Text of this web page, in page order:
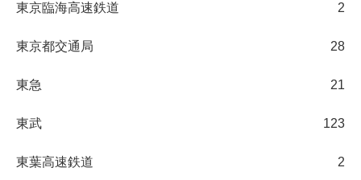
東京臨海高速鉄道 2
東京都交通局 28
東急 21
東武 123
東葉高速鉄道 2